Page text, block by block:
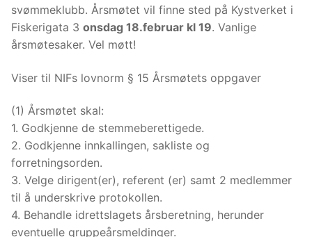
svømmeklubb. Årsmøtet vil finne sted på Kystverket i
Fiskerigata 3 onsdag 18.februar kl 19. Vanlige
årsmøtesaker. Vel møtt!
Viser til NIFs lovnorm § 15 Årsmøtets oppgaver
(1) Årsmøtet skal:
1. Godkjenne de stemmeberettigede.
2. Godkjenne innkallingen, sakliste og
forretningsorden.
3. Velge dirigent(er), referent (er) samt 2 medlemmer
til å underskrive protokollen.
4. Behandle idrettslagets årsberetning, herunder
eventuelle gruppeårsmeldinger.